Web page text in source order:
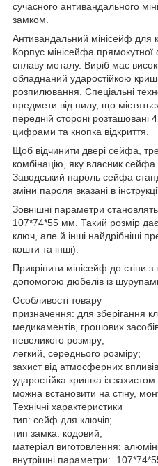
сучасного антивандального
замком.
Антивандальний мінісейф для
Корпус мінісейфа
сплаву металу. Виріб має
обладнаний ударостійкою
розпилювання. Спеціальні
предмети від пилу, що
передній стороні розташовані
цифрами та кнопка відкриття.
Щоб відчинити двері сейфа,
комбінацію, яку власник сейфа
Заводський пароль сейфа
зміни пароля вказані в
Зовнішні параметри
107*74*55 мм. Такий розмір дає
ключ, але й інші найдрібніші
кошти та інші).
Прикріпити мінісейф до стіни
допомогою дюбелів із
Особливості товару
призначення: для зберігання
медикаментів, грошових
невеликого розміру;
легкий, середнього розміру;
захист від атмосферних
ударостійка кришка із
можна встановити на стіну,
Технічні характеристики
тип: сейф для ключів;
тип замка: кодовий;
матеріал виготовлення:
внутрішні параметри: